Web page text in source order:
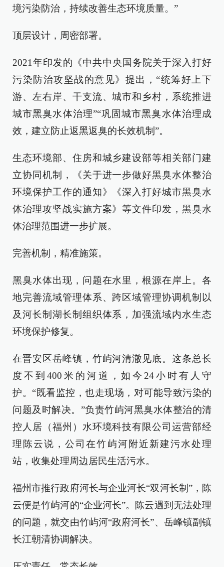
境污染防治，持续改善生态环境质量。”
顶层设计，周密部署。
2021年印发的《中共中央国务院关于深入打好
污染防治攻坚战的意见》提出，“统筹好上下
游、左右岸、干支流、城市和乡村，系统推进
城市黑臭水体治理”“巩固城市黑臭水体治理成
效，建立防止返黑返臭的长效机制”。
生态环境部、住房和城乡建设部等相关部门建
立协同机制，《关于进一步做好黑臭水体整治
环境保护工作的通知》《深入打好城市黑臭水
体治理攻坚战实施方案》等文件印发，黑臭水
体治理范围进一步扩展。
完善机制，精准施策。
黑臭水体出现，问题在水里，根源在岸上。各
地完善流域管理体系、跨区域管理协调机制以
及河长制湖长制组织体系，加强流域内水生态
环境保护修复。
在晋安区岳峰镇，竹屿河清澈见底。这条总长
度不到400米的河道，如今24小时有人守
护。“既看监控，也走现场，对可能导致污染的
问题及时解决。”负责竹屿河黑臭水体整治的清
控人居（福州）水环境科技有限公司运营部经
理陈云说，公司在竹屿河附近新建污水处理
站，收集处理周边居民生活污水。
福州市推行政府河长与企业河长“双河长制”，陈
云便是竹屿河的“企业河长”。陈云遇到无法处理
的问题，就交由竹屿河“政府河长”、岳峰镇副镇
长江朝清协调解决。